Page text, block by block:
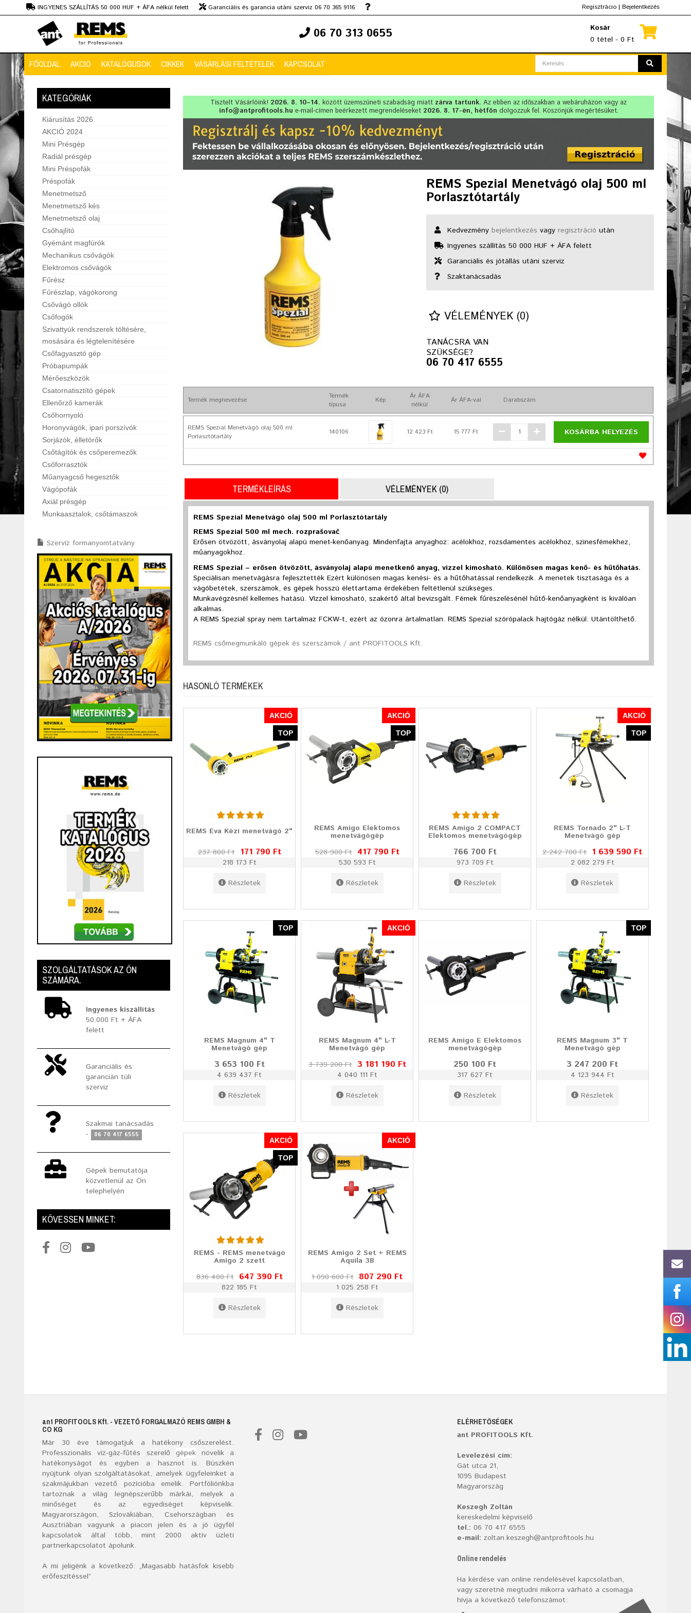
INGYENES SZÁLLÍTÁS 50 000 HUF + ÁFA nélkül felett
Garanciális és garancia utáni szerviz 06 70 365 9116
Szaktanácsadás
Regisztrácio | Bejelentkezés
06 70 313 0655
Kosár
0 tétel - 0 Ft
FŐOLDAL AKCIÓ KATALÓGUSOK CIKKEK VÁSÁRLÁSI FELTÉTELEK KAPCSOLAT
KATEGÓRIÁK
Kiárusítás 2026
AKCIÓ 2024
Mini Présgép
Radiál présgép
Mini Préspofák
Préspofák
Menetmetsző
Menetmetsző kés
Menetmetsző olaj
Csőhajlító
Gyémánt magfúrók
Mechanikus csővágók
Elektromos csővágók
Fűrész
Fűrészlap, vágókorong
Csővágó ollók
Csőfogók
Szivattyúk rendszerek töltésére,
mosására és légtelenítésére
Csőfagyasztó gép
Próbapumpák
Mérőeszközök
Csatornatisztító gépek
Ellenőrző kamerák
Csőhornyoló
Horonyvágók, ipari porszívók
Sorjázók, élletörők
Csőtágítók és csőperemezők
Csőforrasztók
Műanyagcső hegesztők
Vágópofák
Axiál présgép
Munkaasztalok, csőtámaszok
Szervíz formanyomtatvány
SZOLGÁLTATÁSOK AZ ÖN
SZÁMÁRA.
Ingyenes kiszállítás
50.000 Ft + ÁFA
felett
Garanciális és
garancián túli
szerviz
Szakmai tanácsadás
-
06 70 417 6555
Gépek bemutatója
közvetlenül az Ön
telephelyén
KÖVESSEN MINKET:
Tisztelt Vásárlóink!2026. 8. 10–14. között üzemszüneti szabadság miatt zárva tartunk. Az ebben az időszakban a webáruházon vagy az
info@antprofitools.hu e-mail-címen beérkezett megrendeléseket 2026. 8. 17-én, hétfőn dolgozzuk fel. Köszönjük megértésüket.
REMS Spezial Menetvágó olaj 500 ml
Porlasztótartály
Kedvezménybejelentkezés vagyregisztráció után
Ingyenes szállítás 50 000 HUF + ÁFA felett
Garanciális és jótállás utáni szerviz
Szaktanácsadás
VÉLEMÉNYEK (0)
TANÁCSRA VAN
SZÜKSÉGE?
06 70 417 6555
Termék megnevezése
Termék
típusa
Kép
Ár ÁFA
nélkül
Ár ÁFA-val Darabszám
REMS Spezial Menetvágó olaj 500 ml
Porlasztótartály
140106 12 423 Ft 15 777 Ft KOSÁRBA HELYEZÉS
TERMÉKLEÍRÁS VÉLEMÉNYEK (0)
REMS Spezial Menetvágó olaj 500 ml Porlasztótartály
REMS Spezial 500 ml mech. rozprašovač
Erősen ötvözött, ásványolaj alapú menet-kenőanyag. Mindenfajta anyaghoz: acélokhoz, rozsdamentes acélokhoz, szinesfémekhez,
műanyagokhoz.
REMS Spezial – erősen ötvözött, ásványolaj alapú menetkenő anyag, vízzel kimosható. Különösen magas kenő- és hűtőhatás.
Speciálisan menetvágásra fejlesztették Ezért különösen magas kenési- és a hűtőhatással rendelkezik. A menetek tisztasága és a
vágóbetétek, szerszámok, és gépek hosszú élettartama érdekében feltétlenül szükséges.
Munkavégzésnél kellemes hatású. Vízzel kimosható, szakértő által bevizsgált. Fémek fűrészelésénél hűtő-kenőanyagként is kiválóan
alkalmas.
A REMS Spezial spray nem tartalmaz FCKW-t, ezért az ózonra ártalmatlan. REMS Spezial szórópalack hajtógáz nélkül. Utántölthető.
REMS csőmegmunkáló gépek és szerszámok / ant PROFITOOLS Kft.
HASONLÓ TERMÉKEK
AKCIÓ
TOP
REMS Eva Kézi menetvágó 2"
237 800 Ft 171 790 Ft
218 173 Ft
Részletek
AKCIÓ
TOP
REMS Amigo Elektomos
menetvágógép
528 900 Ft 417 790 Ft
530 593 Ft
Részletek
REMS Amigo 2 COMPACT
Elektomos menetvágógép
766 700 Ft
973 709 Ft
Részletek
AKCIÓ
TOP
REMS Tornado 2" L-T
Menetvágó gép
2 242 700 Ft 1 639 590 Ft
2 082 279 Ft
Részletek
TOP
REMS Magnum 4" T
Menetvágó gép
3 653 100 Ft
4 639 437 Ft
Részletek
AKCIÓ
REMS Magnum 4" L-T
Menetvágó gép
3 739 200 Ft 3 181 190 Ft
4 040 111 Ft
Részletek
REMS Amigo E Elektomos
menetvágógép
250 100 Ft
317 627 Ft
Részletek
TOP
REMS Magnum 3" T
Menetvágó gép
3 247 200 Ft
4 123 944 Ft
Részletek
AKCIÓ
TOP
REMS - REMS menetvágó
Amigo 2 szett
836 400 Ft 647 390 Ft
822 185 Ft
Részletek
AKCIÓ
REMS Amigo 2 Set + REMS
Aquila 3B
1 090 600 Ft 807 290 Ft
1 025 258 Ft
Részletek
ant PROFITOOLS Kft. - VEZETŐ FORGALMAZÓ REMS GMBH &
CO KG
Már 30éve támogatjuk a hatékony csőszerelést.
Professzionális víz-gáz-fűtés szerelő gépeknövelik a
hatékonyságot és egyben a hasznot is. Büszkén
nyújtunk olyan szolgáltatásokat, amelyek ügyfeleinket a
szakmájukban vezető pozícióba emelik. Portfóliónkba
tartoznak a világ legnépszerűbb márkái, melyek a
minőséget és az egyediséget képviselik.
Magyarországon, Szlovákiában, Csehországban és
Ausztriában vagyunk a piacon jelen és a jó ügyfél
kapcsolatok által több, mint 2000 aktív üzleti
partnerkapcsolatot ápolunk.
A mi jeligénk a következő: „Magasabb hatásfok kisebb
erőfeszítéssel”
ELÉRHETŐSÉGEK
ant PROFITOOLS Kft.
Levelezési cím:
Gát utca 21,
1095 Budapest
Magyarország
Keszegh Zoltán
kereskedelmi képviselő
tel.: 06 70 417 6555
e-mail: zoltan.keszegh@antprofitools.hu
Online rendelés
Ha kérdése van online rendelésével kapcsolatban,
vagy szeretné megtudni mikorra várható a csomagja
hívja a következő telefonszámot: